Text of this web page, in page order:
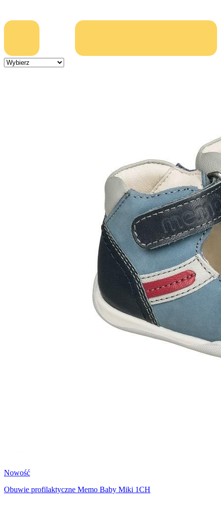
Nowość
Obuwie profilaktyczne Memo Baby Miki 1CH